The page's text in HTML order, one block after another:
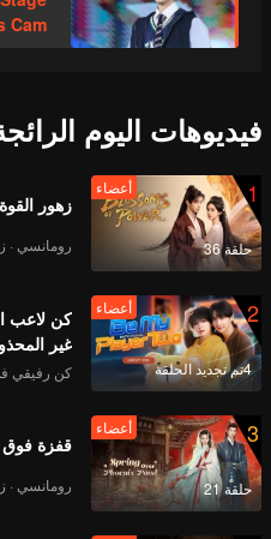
Cam
فيديوهات اليوم
1
حلقة 36
أعضاء
زهور القوة
رومانسي ·
2
4تم تجديد الحلقة
أعضاء
كن لاعب
غير
كن رفيقي
3
حلقة 21
أعضاء
قفزة فوق
رومانسي ·